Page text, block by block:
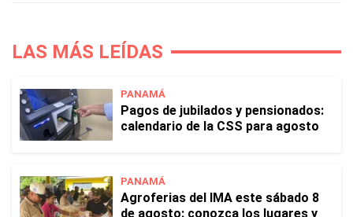
LAS MÁS LEÍDAS
PANAMÁ
Pagos de jubilados y pensionados:
calendario de la CSS para agosto
PANAMÁ
Agroferias del IMA este sábado 8
de agosto: conozca los lugares y